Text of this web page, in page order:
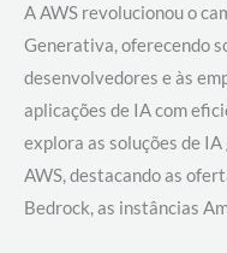
A AWS revolucionou o
Generativa, oferecendo
desenvolvedores e às
aplicações de IA com
explora as soluções de
AWS, destacando as
Bedrock, as instâncias